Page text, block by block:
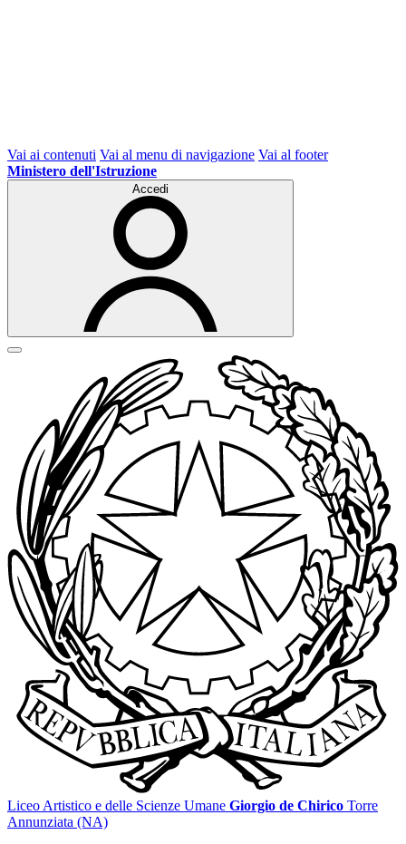
Vai ai contenuti Vai al menu di navigazione Vai al footer
Ministero dell'Istruzione
Accedi
Liceo Artistico e delle Scienze Umane Giorgio de Chirico Torre
Annunziata (NA)